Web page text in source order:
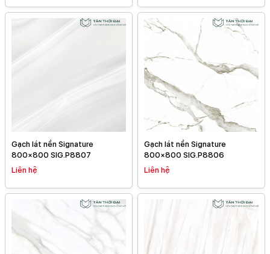
Gạch lát nền Signature
800×800 SIG.P8807
Liên hệ
Gạch lát nền Signature
800×800 SIG.P8806
Liên hệ